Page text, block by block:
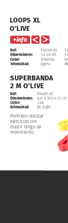
Ref: EL14301.00
Dimensiones:
5 x 28 cm 5
Color: Amarillo
Intensidad: Ligera
Permiten realizar
ejercicios con
mayor rango de
movimiento.
SUPERBANDA
2 M O’LIVE
Ref:
Dimensiones:
Color:
Intensidad:
EL14201.00
0,45 x 200 x 1,3 cm
Lila
XX Llight
LOOPS XL
O’LIVE